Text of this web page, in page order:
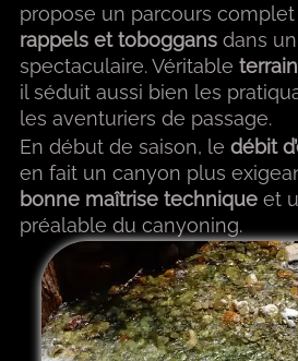
propose un parcours
rappels et toboggans dans
spectaculaire. Véritable
il séduit aussi bien les
les aventuriers de passage.
En début de saison, le débit
en fait un canyon plus
bonne maîtrise technique et
préalable du canyoning.